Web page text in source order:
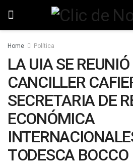
Home Política
LA UIA SE
CANCILLER
SECRETARIA DE
ECONÓMICA
TODESCA BOCCO